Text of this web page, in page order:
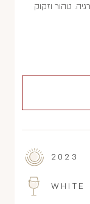
טהור וזקוק
2023
WHITE